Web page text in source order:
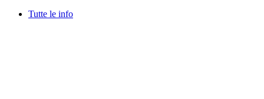
Tutte le info